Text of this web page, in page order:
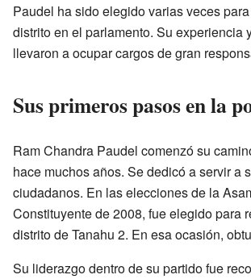
Paudel ha sido elegido varias veces
distrito en el parlamento. Su experiencia
llevaron a ocupar cargos de gran
Sus primeros pasos en la
Ram Chandra Paudel comenzó su
hace muchos años. Se dedicó a servir a
ciudadanos. En las elecciones de la
Constituyente de 2008, fue elegido para
distrito de Tanahu 2. En esa ocasión,
Su liderazgo dentro de su partido fue